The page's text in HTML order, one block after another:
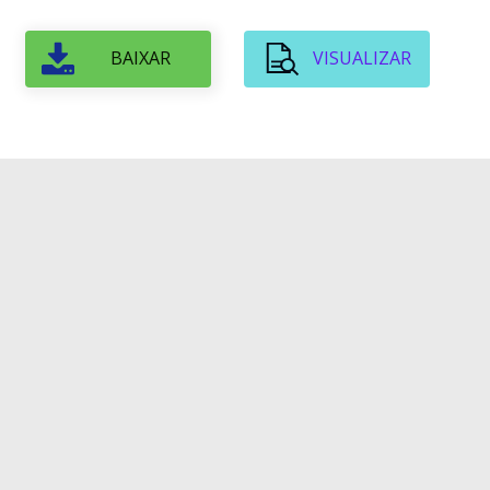
BAIXAR VISUALIZAR